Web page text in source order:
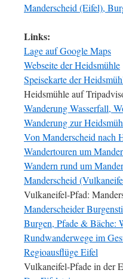
Manderscheid (Eifel),
Links:
Lage auf Google Maps
Webseite der Heidsmühle
Speisekarte der
Heidsmühle auf
Wanderung Wasserfall,
Wanderung zur
Von Manderscheid nach
Wandertouren um
Wandern rund um
Manderscheid
Vulkaneifel-Pfad:
Manderscheider
Burgen, Pfade & Bäche:
Rundwanderwege im
Regioausflüge Eifel
Vulkaneifel-Pfade in der